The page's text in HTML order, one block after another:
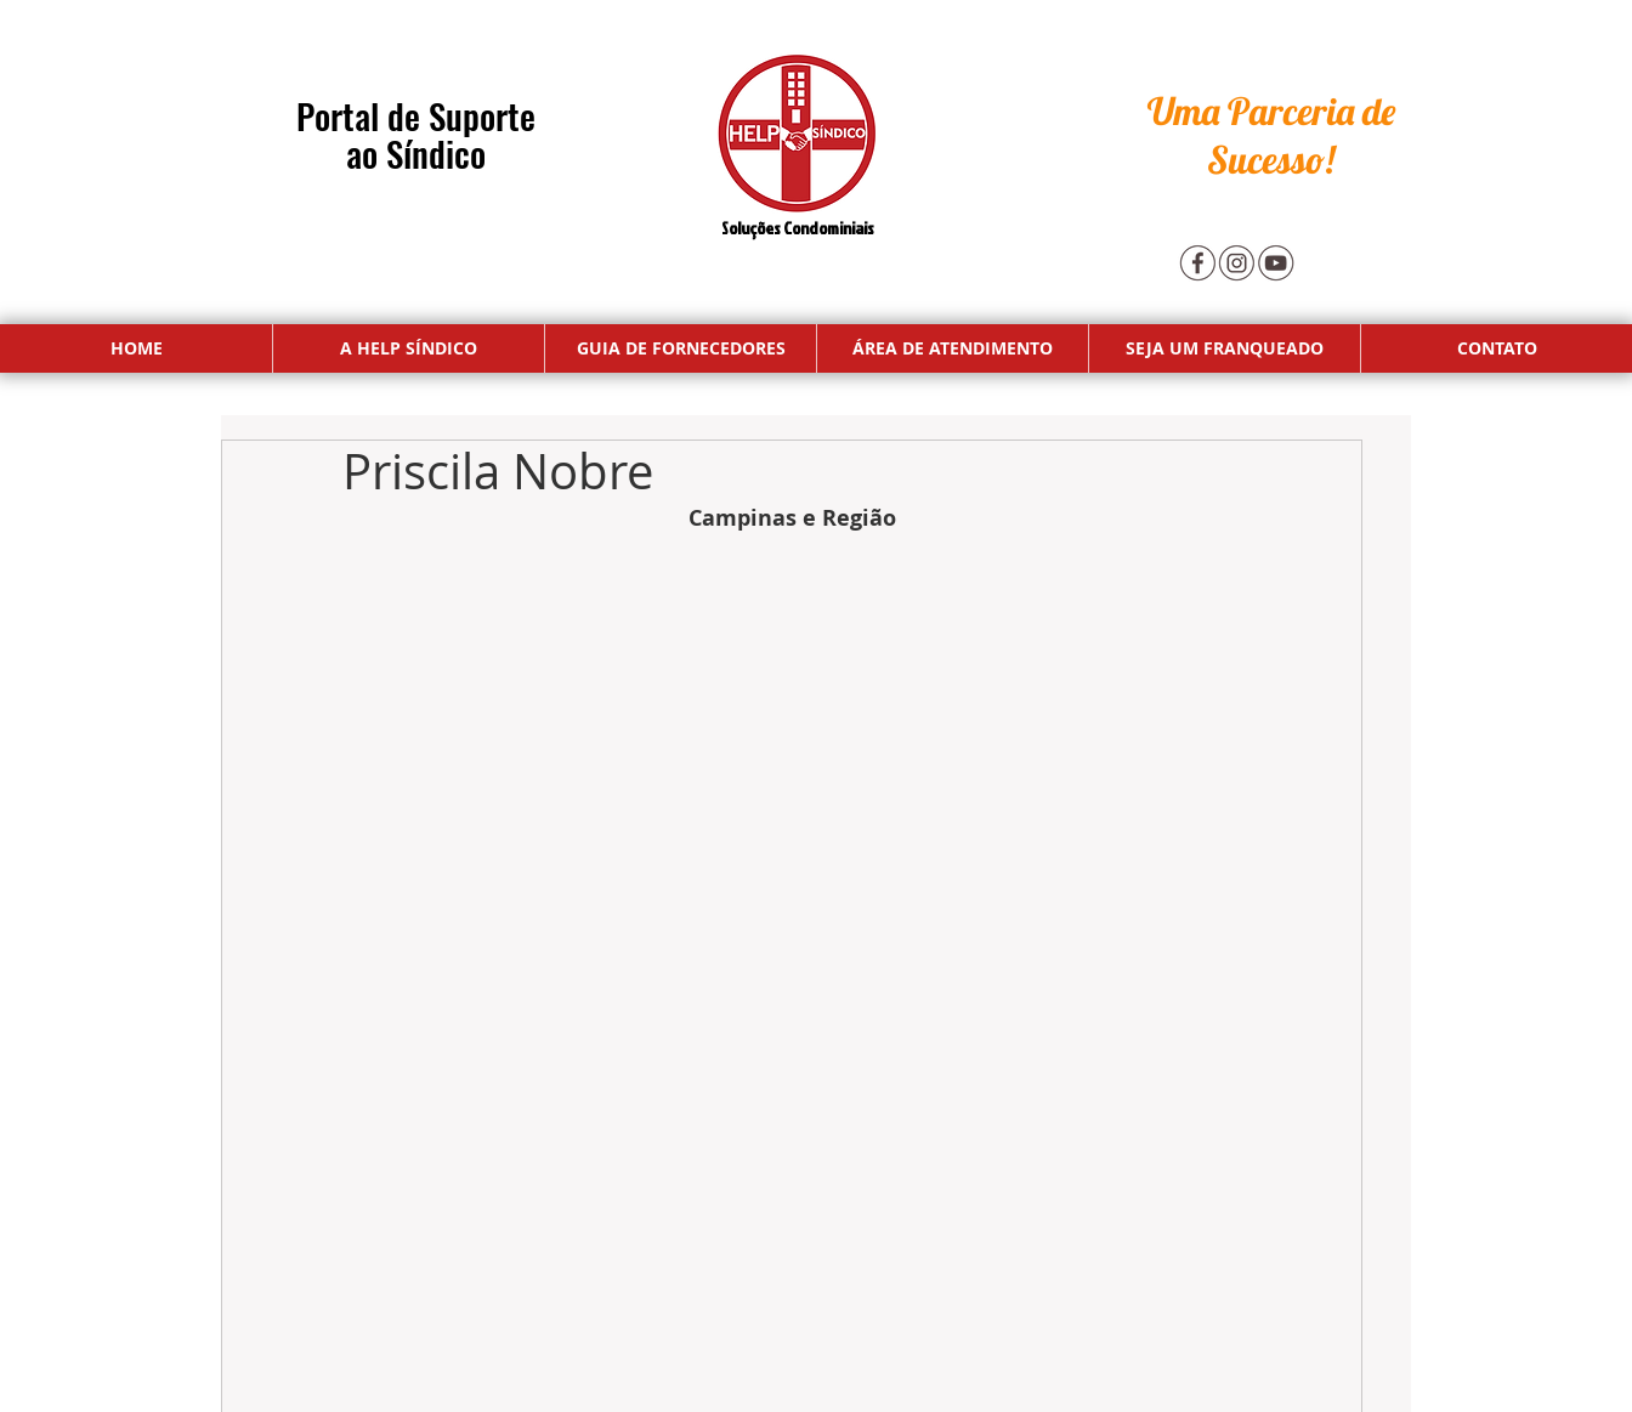
Portal de Suporte
ao Síndico
Soluções Condominiais
Uma Parceria de
Sucesso!
Paulo | Campinas | Ribeirão Preto
HOME A HELP SÍNDICO GUIA DE FORNECEDORES ÁREA DE ATENDIMENTO SEJA UM FRANQUEADO CONTATO
Priscila Nobre
Campinas e Região